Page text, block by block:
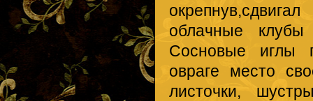
облачные
Сосновые иглы
овраге место
листочки,